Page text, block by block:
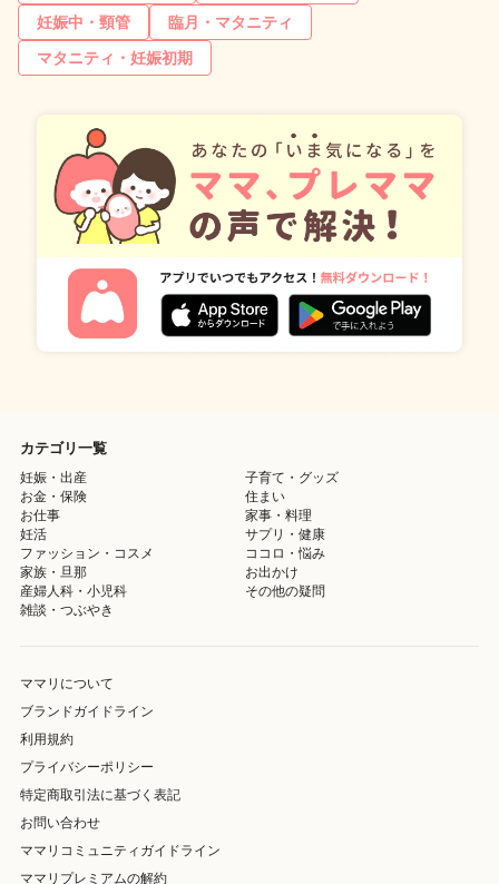
妊娠中・頸管
臨月・マタニティ
マタニティ・妊娠初期
カテゴリ一覧
妊娠・出産
子育て・グッズ
お金・保険
住まい
お仕事
家事・料理
妊活
サプリ・健康
ファッション・コスメ
ココロ・悩み
家族・旦那
お出かけ
産婦人科・小児科
その他の疑問
雑談・つぶやき
ママリについて
ブランドガイドライン
利用規約
プライバシーポリシー
特定商取引法に基づく表記
お問い合わせ
ママリコミュニティガイドライン
ママリプレミアムの解約